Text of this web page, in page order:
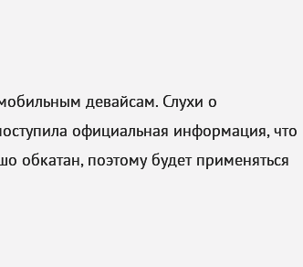
девайсам. Слухи о
официальная информация, что
обкатан, поэтому будет применяться